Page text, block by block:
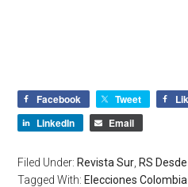
Facebook Tweet
LinkedIn
Email
Filed Under: Revista Sur RS
Tagged With: Elecciones Colombia